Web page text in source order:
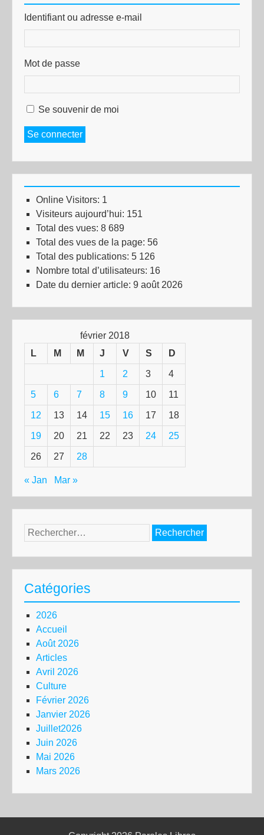
Identifiant ou adresse e-mail
Mot de passe
Se souvenir de moi
Se connecter
Online Visitors: 1
Visiteurs aujourd’hui: 151
Total des vues: 8 689
Total des vues de la page: 56
Total des publications: 5 126
Nombre total d’utilisateurs: 16
Date du dernier article: 9 août 2026
février 2018
L
M M J V S D
1 2 3 4
5 6 7 8 9 10 11
12 13 14 15 16 17 18
19 20 21 22 23 24 25
26 27 28
« Jan Mar »
Rechercher :
Catégories
2026
Accueil
Août 2026
Articles
Avril 2026
Culture
Février 2026
Janvier 2026
Juillet2026
Juin 2026
Mai 2026
Mars 2026